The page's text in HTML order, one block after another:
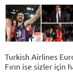
Turkish Airlines
Fırın ise sizler için